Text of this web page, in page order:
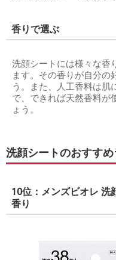
香りで選ぶ
洗顔シートには様々な香
ます。その香りが自分の
う。また、人工香料は肌
で、できれば天然香料が
ょう。
洗顔シートのおすすめ
10位：メンズビオレ 洗
香り